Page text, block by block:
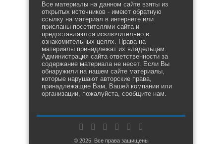
Все материалы на данном сайте взяты из
открытых источников - имеют обратную
ссылку на материал в интернете или
присланы посетителями сайта и
предоставляются исключительно в
ознакомительных целях. Права на
материалы принадлежат их владельцам.
Администрация сайта ответственности за
содержание материала не несет. Если Вы
обнаружили на нашем сайте материалы,
которые нарушают авторские права,
принадлежащие Вам, Вашей компании или
организации, пожалуйста, сообщите нам.
© 2025. Все права защищены